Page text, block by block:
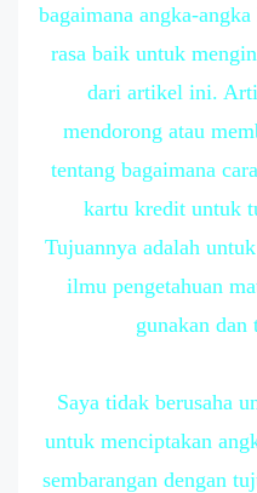
bagaimana angka-
rasa baik untuk
dari artikel ini.
mendorong atau
tentang bagaimana
kartu kredit untuk
Tujuannya adalah
ilmu pengetahuan
gunakan dan
Saya tidak berusaha
untuk menciptakan
sembarangan dengan